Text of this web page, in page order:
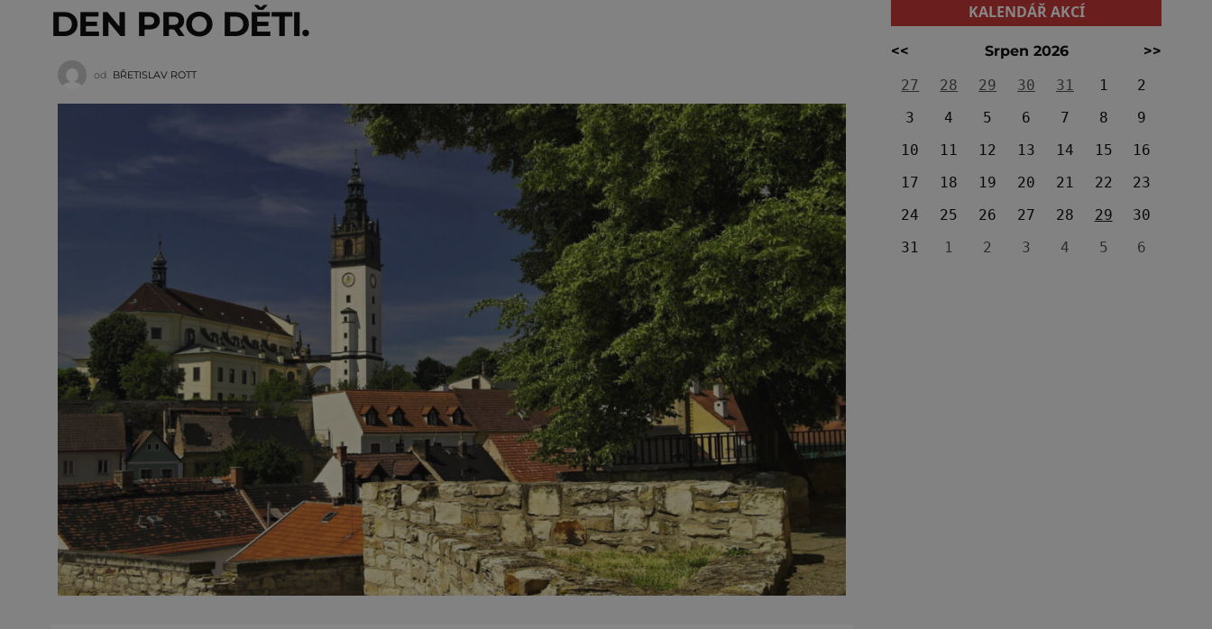
DEN PRO DĚTI.
od BŘETISLAV ROTT
KALENDÁŘ AKCÍ
<< Srpen 2026
>>
27
28 29 30 31 1
2
3
4 5 6 7 8
9
10
11 12 13 14 15
16
17
18 19 20 21 22
23
24
25 26 27 28 29
30
31
1 2 3 4 5 6